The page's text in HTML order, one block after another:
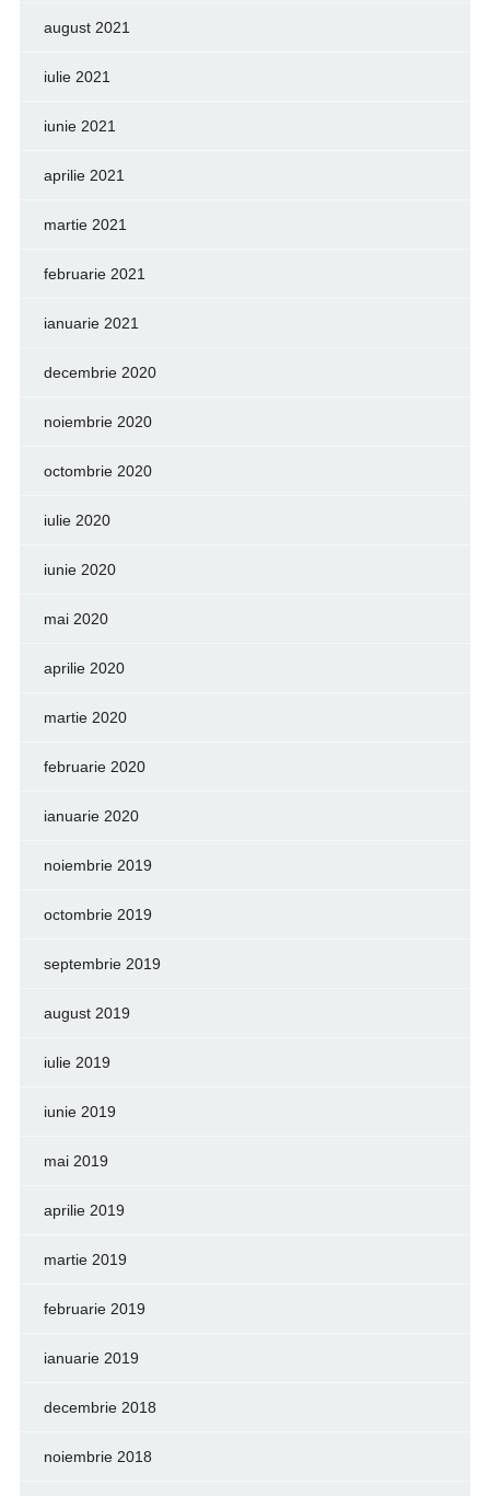
august 2021
iulie 2021
iunie 2021
aprilie 2021
martie 2021
februarie 2021
ianuarie 2021
decembrie 2020
noiembrie 2020
octombrie 2020
iulie 2020
iunie 2020
mai 2020
aprilie 2020
martie 2020
februarie 2020
ianuarie 2020
noiembrie 2019
octombrie 2019
septembrie 2019
august 2019
iulie 2019
iunie 2019
mai 2019
aprilie 2019
martie 2019
februarie 2019
ianuarie 2019
decembrie 2018
noiembrie 2018